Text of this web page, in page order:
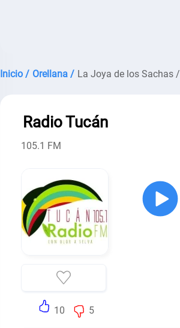
Inicio / Orellana / La Joya de los Sachas /
Radio Tucán
105.1 FM
10 5